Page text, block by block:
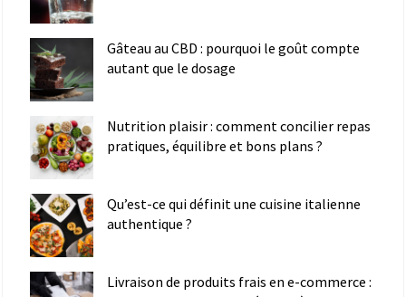
Gâteau au CBD : pourquoi le goût compte
autant que le dosage
Nutrition plaisir : comment concilier repas
pratiques, équilibre et bons plans ?
Qu’est-ce qui définit une cuisine italienne
authentique ?
Livraison de produits frais en e-commerce :